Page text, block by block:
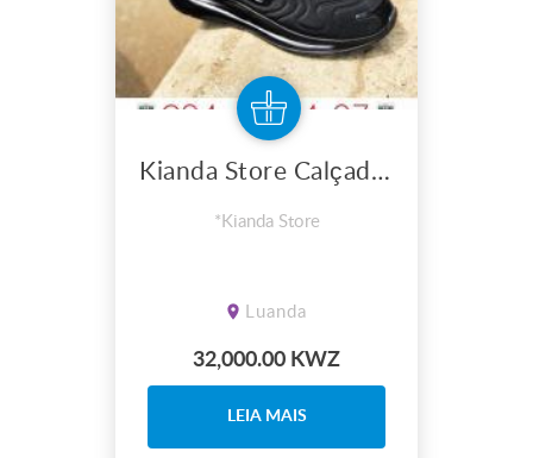
Kianda Store Calçados
*Kianda Store
Luanda
32,000.00 KWZ
LEIA MAIS